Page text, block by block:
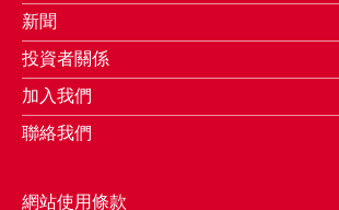
新聞
投資者關係
加入我們
聯絡我們
網站使用條款